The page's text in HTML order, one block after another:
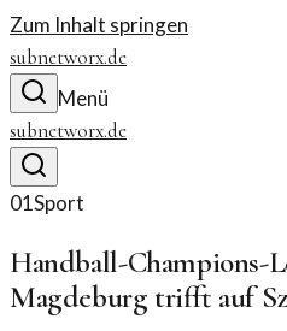
Zum Inhalt springen
subnetworx.de
Menü
subnetworx.de
01Sport
Handball-Champions-
Magdeburg trifft auf